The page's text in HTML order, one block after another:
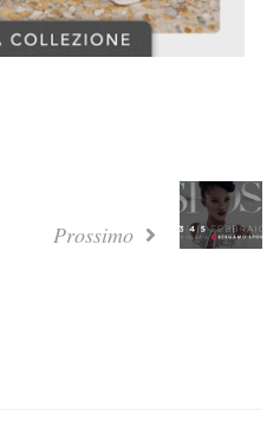
Prossimo